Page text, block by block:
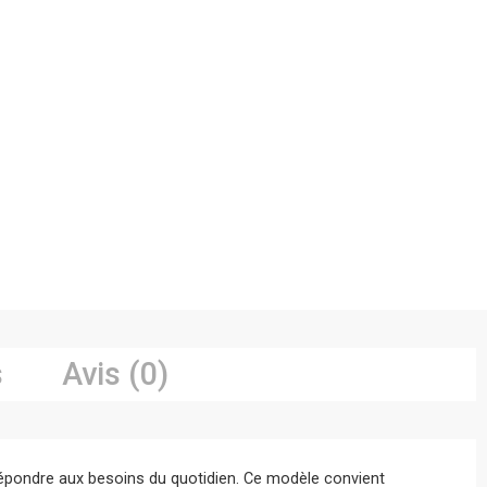
Avis (0)
aux besoins du quotidien. Ce modèle convient